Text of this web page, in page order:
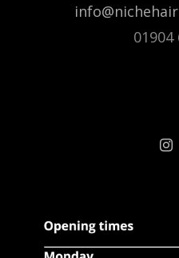
01904